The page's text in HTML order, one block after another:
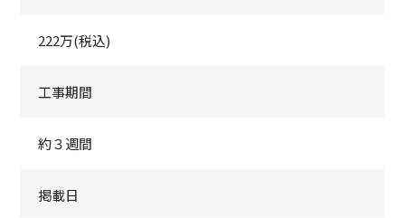
222万(税込)
工事期間
約３週間
掲載日